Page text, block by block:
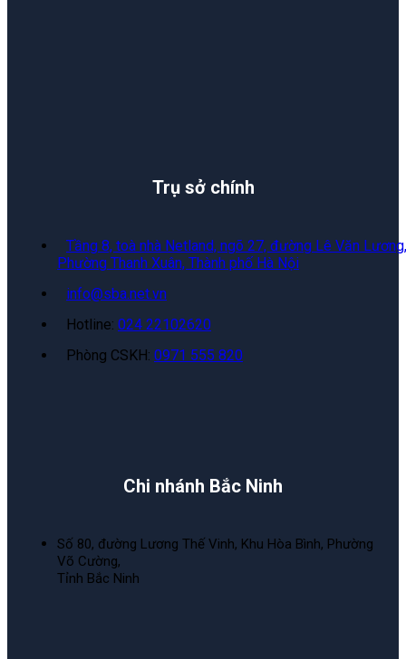
Trụ sở chính
Tầng 8, toà nhà Netland, ngõ 27, đường Lê Văn Lương,
Phường Thanh Xuân, Thành phố Hà Nội
info@sba.net.vn
Hotline: 024 22102620
Phòng CSKH: 0971 555 820
Chi nhánh Bắc Ninh
Số 80, đường Lương Thế Vinh, Khu Hòa Bình, Phường
Võ Cường,
Tỉnh Bắc Ninh